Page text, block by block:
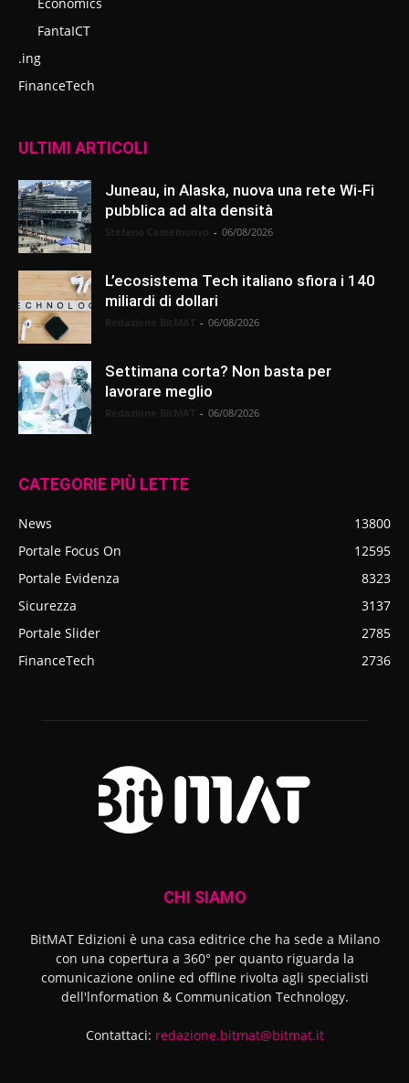
FantaICT
.ing
FinanceTech
ULTIMI ARTICOLI
Juneau, in Alaska, nuova una rete Wi-Fi
pubblica ad alta densità
- 06/08/2026
L’ecosistema Tech italiano sfiora i 140
miliardi di dollari
- 06/08/2026
Settimana corta? Non basta per
lavorare meglio
- 06/08/2026
CATEGORIE PIÙ LETTE
News
13800
Portale Focus On
12595
Portale Evidenza
8323
Sicurezza
3137
Portale Slider
2785
FinanceTech
2736
CHI SIAMO
BitMAT Edizioni è una casa editrice che ha sede a Milano
con una copertura a 360° per quanto riguarda la
comunicazione online ed offline rivolta agli specialisti
dell'lnformation & Communication Technology.
Contattaci: redazione.bitmat@bitmat.it